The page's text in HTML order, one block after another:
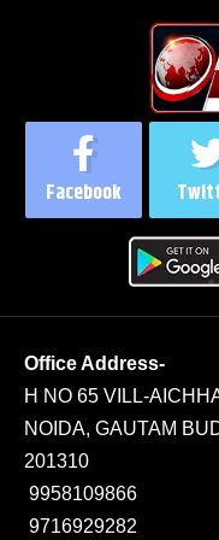
Office Address-
H NO 65 VILL-
NOIDA, GAUTAM
201310
9958109866
9716929282
Facebook